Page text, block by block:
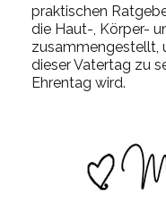
praktischen
die Haut-, Körper-
zusammengestellt,
dieser Vatertag zu
Ehrentag wird.